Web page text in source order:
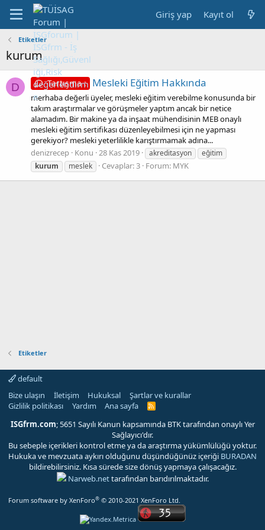
Giriş yap Kayıt ol
Etiketler
kurum
D Tartışma : Mesleki Eğitim Hakkında
merhaba değerli üyeler, mesleki eğitim verebilme konusunda bir
takım araştırmalar ve görüşmeler yaptım ancak bir netice
alamadım. Bir makine ya da inşaat mühendisinin MEB onaylı
mesleki eğitim sertifikası düzenleyebilmesi için ne yapması
gerekiyor? mesleki yeterlilikle karıştırmamak adına...
denizrecep Konu 28 Kas 2019 akreditasyon
eğitim
kurum
meslek Cevaplar: 3 Forum: MYK
Etiketler
default
Bize ulaşın
İletişim Hukuksal
Şartlar ve kurallar
Gizlilik politikası
Yardım Ana sayfa
R
S
ISGfrm.com; 5651 Sayılı Kanun kapsamında BTK tarafından onaylı Yer
Sağlayıcı'dır.
Bu sebeple içerikleri kontrol etme ya da araştırma yükümlülüğü yoktur.
Hukuka ve mevzuata aykırı olduğunu düşündüğünüz içeriği BURADAN
bildirebilirsiniz. Kısa sürede size dönüş yapmaya çalışacağız.
Narweb.nettarafından barıdırılmaktadır.
Forum software by XenForo® © 2010-2021 XenForo Ltd.